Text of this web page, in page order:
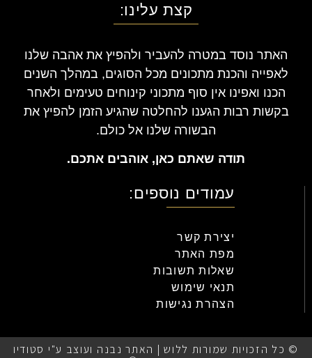
קצת עלינו:
האתר נוסד במטרה להעביר ולהפיץ את אהבה שלנו
לאפייה והכנת מתכונים מכל הסוגים, במהלך השנים
הכנו ואפינו אין סוף מתכוני קינוחים טעימים ולאחר
בקשות רבות הגענו להחלטה שהגיע הזמן להפיץ את
הבשורה שלנו אל כולם.
תודה שאתם כאן, אוהבים אתכם.
עמודים נוספים:
יצירת קשר
מפת האתר
שאלות תשובות
תנאי שימוש
הצהרת נגישות
© כל הזכויות שמורות ללוש | האתר נבנה ועוצב ע"י סטודיו